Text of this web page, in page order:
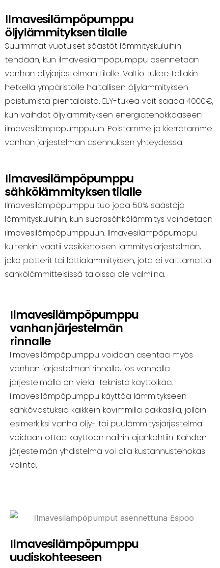
Ilmavesilämpöpumppu
öljylämmityksen tilalle
Suurimmat vuotuiset säästöt lämmityskuluihin
tehdään, kun ilmavesilämpöpumppu asennetaan
vanhan öljyjärjestelmän tilalle. Valtio tukee tälläkin
hetkellä ympäristölle haitallisen öljylämmityksen
poistumista pientaloista. ELY-tukea voit saada 4000€,
kun vaihdat öljylämmityksen energiatehokkaaseen
ilmavesilämpöpumppuun. Poistamme ja kierrätämme
vanhan järjestelmän asennuksen yhteydessä.
Ilmavesilämpöpumppu
sähkölämmityksen tilalle
Ilmavesilämpöpumppu tuo jopa 50% säästöjä
lämmityskuluihin, kun suorasähkölämmitys vaihdetaan
ilmavesilämpöpumppuun. Ilmavesilämpöpumppu
kuitenkin vaatii vesikiertoisen lämmitysjärjestelmän,
joko patterit tai lattialämmityksen, jota ei välttämättä
sähkölämmitteisissä taloissa ole valmiina.
Ilmavesilämpöpumppu
vanhan järjestelmän
rinnalle
Ilmavesilämpöpumppu voidaan asentaa myös
vanhan järjestelmän rinnalle, jos vanhalla
järjestelmällä on vielä teknistä käyttöikää.
Ilmavesilämpöpumppu käyttää lämmitykseen
sähkövastuksia kaikkein kovimmilla pakkasilla, jolloin
esimerkiksi vanha öljy- tai puulämmitysjärjestelmä
voidaan ottaa käyttöön näihin ajankohtiin. Kahden
järjestelmän yhdistelmä voi olla kustannustehokas
valinta.
Ilmavesilämpöpumppu
uudiskohteeseen